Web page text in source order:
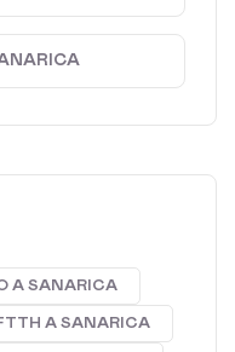
A SANARICA
A SANARICA